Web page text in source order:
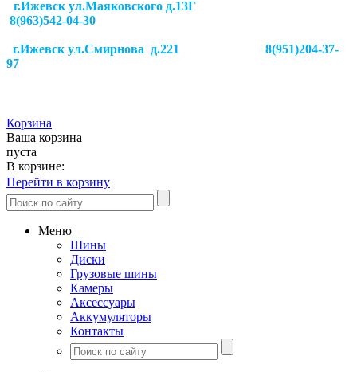
г.Ижевск ул.Маяковского д.13Г
8(963)542-04-30
г.Ижевск ул.Смирнова д.221
8(951)204-37-
97
Корзина
Ваша корзина
пуста
В корзине:
Перейти в корзину
Меню
Шины
Диски
Грузовые шины
Камеры
Аксессуары
Аккумуляторы
Контакты